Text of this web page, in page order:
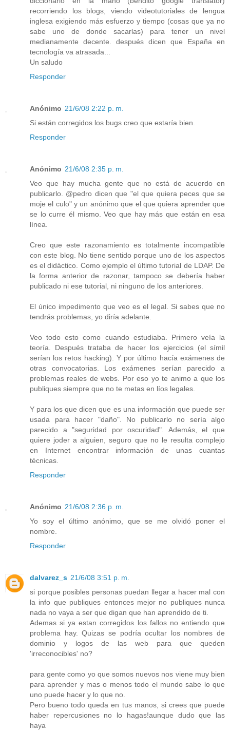
recorriendo los blogs, viendo videotutoriales de lengua
inglesa exigiendo más esfuerzo y tiempo (cosas que ya no
sabe uno de donde sacarlas) para tener un nivel
medianamente decente. después dicen que España en
tecnología va atrasada...
Un saludo
Responder
Anónimo 21/6/08 2:22 p. m.
Si están corregidos los bugs creo que estaría bien.
Responder
Anónimo 21/6/08 2:35 p. m.
Veo que hay mucha gente que no está de acuerdo en
publicarlo. @pedro dicen que "el que quiera peces que se
moje el culo" y un anónimo que el que quiera aprender que
se lo curre él mismo. Veo que hay más que están en esa
línea.
Creo que este razonamiento es totalmente incompatible
con este blog. No tiene sentido porque uno de los aspectos
es el didáctico. Como ejemplo el último tutorial de LDAP. De
la forma anterior de razonar, tampoco se debería haber
publicado ni ese tutorial, ni ninguno de los anteriores.
El único impedimento que veo es el legal. Si sabes que no
tendrás problemas, yo diría adelante.
Veo todo esto como cuando estudiaba. Primero veía la
teoría. Después trataba de hacer los ejercicios (el símil
serían los retos hacking). Y por último hacía exámenes de
otras convocatorias. Los exámenes serían parecido a
problemas reales de webs. Por eso yo te animo a que los
publiques siempre que no te metas en líos legales.
Y para los que dicen que es una información que puede ser
usada para hacer "daño". No publicarlo no sería algo
parecido a "seguridad por oscuridad". Además, el que
quiere joder a alguien, seguro que no le resulta complejo
en Internet encontrar información de unas cuantas
técnicas.
Responder
Anónimo 21/6/08 2:36 p. m.
Yo soy el último anónimo, que se me olvidó poner el
nombre.
Responder
dalvarez_s 21/6/08 3:51 p. m.
si porque posibles personas puedan llegar a hacer mal con
la info que publiques entonces mejor no publiques nunca
nada no vaya a ser que digan que han aprendido de ti.
Ademas si ya estan corregidos los fallos no entiendo que
problema hay. Quizas se podría ocultar los nombres de
dominio y logos de las web para que queden
'irreconocibles' no?
para gente como yo que somos nuevos nos viene muy bien
para aprender y mas o menos todo el mundo sabe lo que
uno puede hacer y lo que no.
Pero bueno todo queda en tus manos, si crees que puede
haber repercusiones no lo hagas!aunque dudo que las
haya